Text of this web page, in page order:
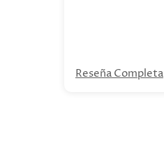
Reseña Completa